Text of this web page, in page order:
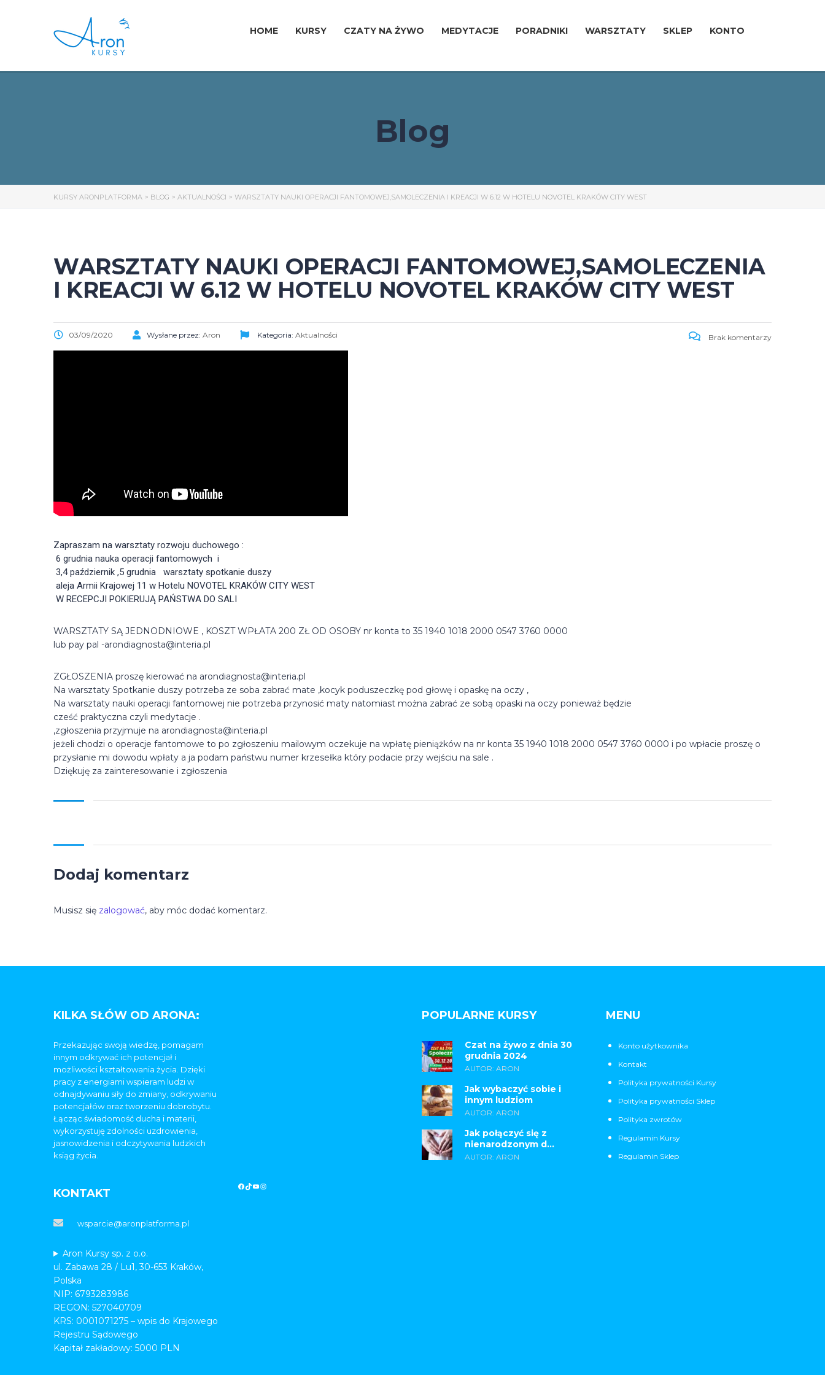
HOME KURSY CZATY NA ŻYWO MEDYTACJE PORADNIKI WARSZTATY SKLEP KONTO
Blog
KURSY ARONPLATFORMA > BLOG > AKTUALNOŚCI > WARSZTATY NAUKI OPERACJI FANTOMOWEJ,SAMOLECZENIA I KREACJI W 6.12 W HOTELU NOVOTEL KRAKÓW CITY WEST
WARSZTATY NAUKI OPERACJI FANTOMOWEJ,SAMOLECZENIA
I KREACJI W 6.12 W HOTELU NOVOTEL KRAKÓW CITY WEST
03/09/2020 Wysłane przez: Aron Kategoria: Aktualności Brak komentarzy
Zapraszam na warsztaty rozwoju duchowego :
6 grudnia nauka operacji fantomowych  i
3,4 październik ,5 grudnia   warsztaty spotkanie duszy
aleja Armii Krajowej 11 w Hotelu NOVOTEL KRAKÓW CITY WEST
W RECEPCJI POKIERUJĄ PAŃSTWA DO SALI
WARSZTATY SĄ JEDNODNIOWE , KOSZT WPŁATA 200 ZŁ OD OSOBY nr konta to 35 1940 1018 2000 0547 3760 0000
lub pay pal -arondiagnosta@interia.pl
ZGŁOSZENIA proszę kierować na arondiagnosta@interia.pl
Na warsztaty Spotkanie duszy potrzeba ze soba zabrać mate ,kocyk poduszeczkę pod głowę i opaskę na oczy ,
Na warsztaty nauki operacji fantomowej nie potrzeba przynosić maty natomiast można zabrać ze sobą opaski na oczy ponieważ będzie
cześć praktyczna czyli medytacje .
,zgłoszenia przyjmuje na arondiagnosta@interia.pl
jeżeli chodzi o operacje fantomowe to po zgłoszeniu mailowym oczekuje na wpłatę pieniążków na nr konta 35 1940 1018 2000 0547 3760 0000 i po wpłacie proszę o
przysłanie mi dowodu wpłaty a ja podam państwu numer krzesełka który podacie przy wejściu na sale .
Dziękuję za zainteresowanie i zgłoszenia
Dodaj komentarz
Musisz się zalogować, aby móc dodać komentarz.
KILKA SŁÓW OD ARONA:
Przekazując swoją wiedzę, pomagam
innym odkrywać ich potencjał i
możliwości kształtowania życia. Dzięki
pracy z energiami wspieram ludzi w
odnajdywaniu siły do zmiany, odkrywaniu
potencjałów oraz tworzeniu dobrobytu.
Łącząc świadomość ducha i materii,
wykorzystuję zdolności uzdrowienia,
jasnowidzenia i odczytywania ludzkich
ksiąg życia.
POPULARNE KURSY
Czat na żywo z dnia 30
grudnia 2024
AUTOR: ARON
Jak wybaczyć sobie i
innym ludziom
AUTOR: ARON
Jak połączyć się z
nienarodzonym d...
AUTOR: ARON
MENU
Konto użytkownika
Kontakt
Polityka prywatności Kursy
Polityka prywatności Sklep
Polityka zwrotów
Regulamin Kursy
Regulamin Sklep
KONTAKT
wsparcie@aronplatforma.pl
Aron Kursy sp. z o.o.
ul. Zabawa 28 / Lu1, 30-653 Kraków,
Polska
NIP: 6793283986
REGON: 527040709
KRS: 0001071275 – wpis do Krajowego
Rejestru Sądowego
Kapitał zakładowy: 5000 PLN